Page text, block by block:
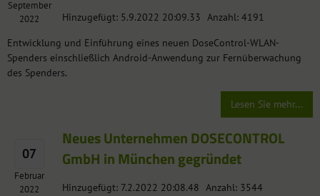
September
2022
Hinzugefügt: 5.9.2022 20:09.33 Anzahl: 4191
Entwicklung und Einführung eines neuen DoseControl-WLAN-
Spenders einschließlich Android-Anwendung zur Fernüberwachung
des Spenders.
Lesen Sie mehr...
07
Februar
2022
Neues Unternehmen DOSECONTROL
GmbH in München gegründet
Hinzugefügt: 7.2.2022 20:08.48 Anzahl: 3544